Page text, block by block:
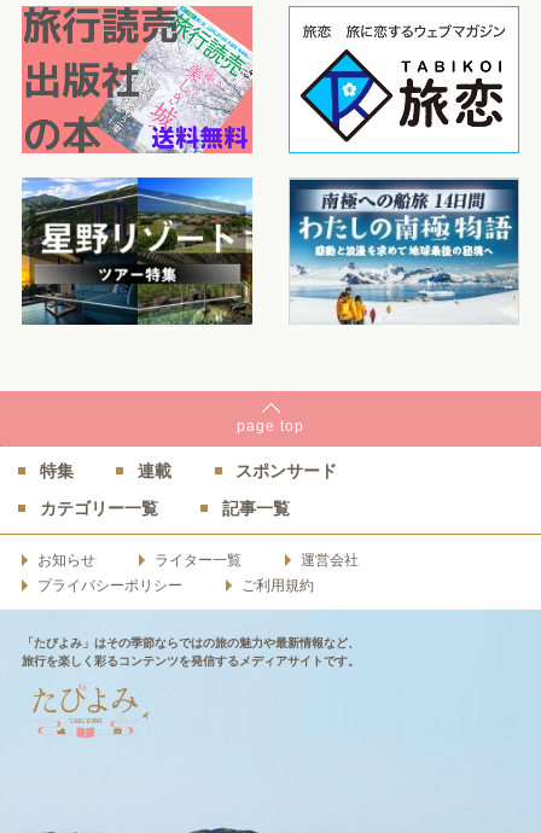
page top
特集 連載
スポンサード
カテゴリー一覧
記事一覧
お知らせ ライター一覧
運営会社
プライバシーポリシー
ご利用規約
「たびよみ」はその季節ならではの旅の魅力や最新情報など、
旅行を楽しく彩るコンテンツを発信するメディアサイトです。